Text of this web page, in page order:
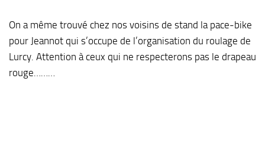
On a même trouvé chez nos voisins de stand la pace-bike
pour Jeannot qui s’occupe de l’organisation du roulage de
Lurcy. Attention à ceux qui ne respecterons pas le drapeau
rouge………